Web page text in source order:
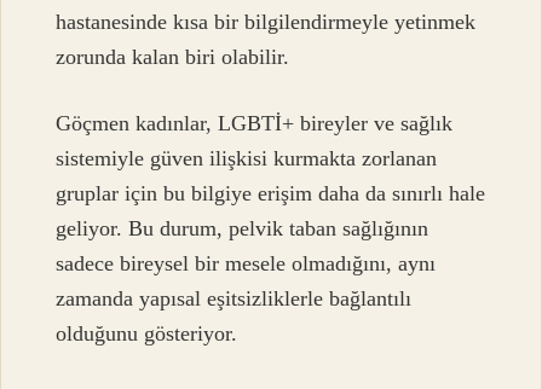
hastanesinde kısa bir bilgilendirmeyle yetinmek
zorunda kalan biri olabilir.
Göçmen kadınlar, LGBTİ+ bireyler ve sağlık
sistemiyle güven ilişkisi kurmakta zorlanan
gruplar için bu bilgiye erişim daha da sınırlı hale
geliyor. Bu durum, pelvik taban sağlığının
sadece bireysel bir mesele olmadığını, aynı
zamanda yapısal eşitsizliklerle bağlantılı
olduğunu gösteriyor.